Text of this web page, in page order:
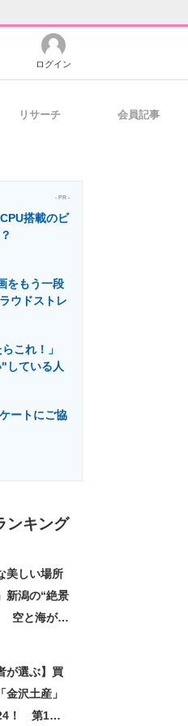
く分かる
の最前線
ログイン
リサーチ 会員記事
- PR -
搭載のビ
をもう一段
ウドストレ
これ！」
している人
ートにご協
ンキング
美しい場所
新潟の“絶景
空と海が染
が選ぶ】買
金沢土産」
！ 第1位